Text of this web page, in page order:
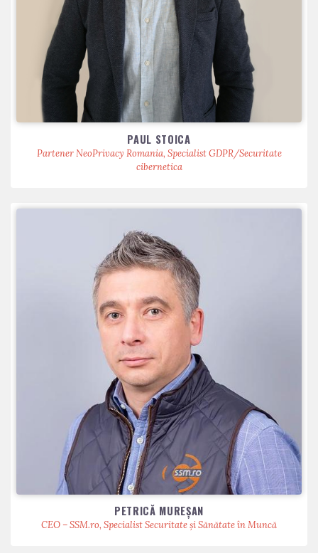
PAUL STOICA
Partener NeoPrivacy Romania, Specialist GDPR/Securitate
cibernetica
PETRICĂ MUREȘAN
CEO – SSM.ro, Specialist Securitate și Sănătate în Muncă